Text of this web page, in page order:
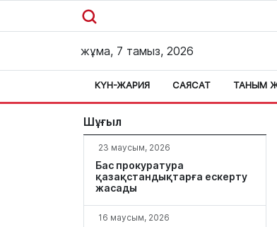
жұма, 7 тамыз, 2026
КҮН-ЖАРИЯ САЯСАТ ТАНЫМ
Шұғыл
23 маусым, 2026
Бас прокуратура
қазақстандықтарға ескерту
жасады
16 маусым, 2026